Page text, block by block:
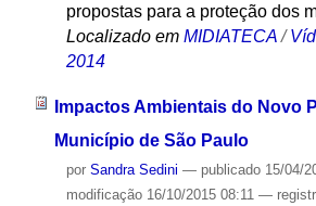
propostas para a proteção dos
Localizado em MIDIATECA /
2014
Impactos Ambientais do Novo
Município de São Paulo
por Sandra Sedini — publicado15/04/
modificação16/10/2015 08:11 —